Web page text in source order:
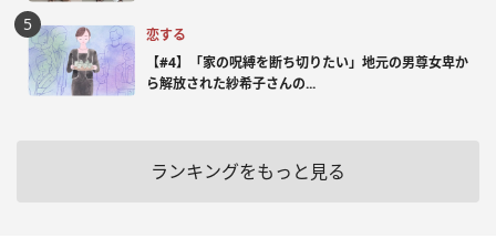
恋する
【#4】「家の呪縛を断ち切りたい」地元の男尊女卑か
ら解放された紗希子さんの...
ランキングをもっと見る